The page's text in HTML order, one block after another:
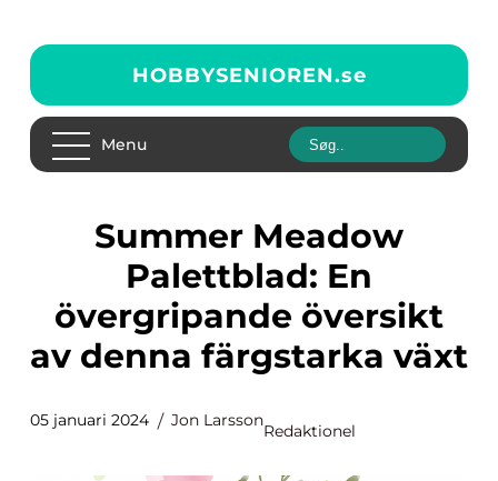
HOBBYSENIOREN.se
Menu
Summer Meadow
Palettblad: En
övergripande översikt
av denna färgstarka växt
05 januari 2024 Jon Larsson
Redaktionel